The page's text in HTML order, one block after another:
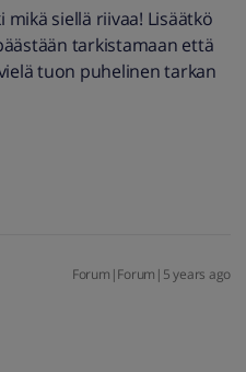
siellä riivaa! Lisäätkö
tarkistamaan että
tuon puhelinen tarkan
Forum|Forum|5 years ago